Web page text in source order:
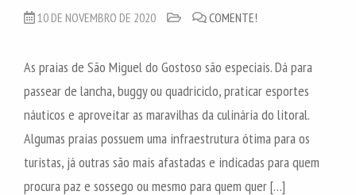
10 DE NOVEMBRO DE 2020 COMENTE!
As praias de São Miguel do Gostoso são especiais. Dá para
passear de lancha, buggy ou quadriciclo, praticar esportes
náuticos e aproveitar as maravilhas da culinária do litoral.
Algumas praias possuem uma infraestrutura ótima para os
turistas, já outras são mais afastadas e indicadas para quem
procura paz e sossego ou mesmo para quem quer […]